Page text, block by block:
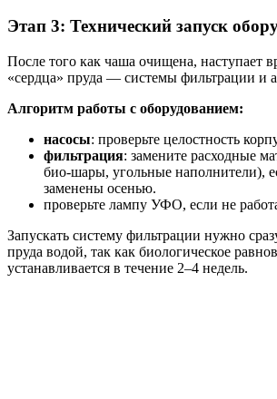
Этап 3: Технический запуск
После того как чаша очищена, наступает
«сердца» пруда — системы фильтрации и
Алгоритм работы с оборудованием:
насосы: проверьте целостность
фильтрация: замените расходные
био-шары, угольные наполнители),
заменены осенью.
проверьте лампу УФО, если не
Запускать систему фильтрации нужно
пруда водой, так как биологическое
устанавливается в течение 2–4 недель.